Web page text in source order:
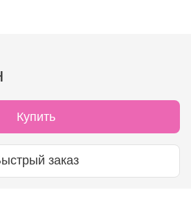
Купить
заказ